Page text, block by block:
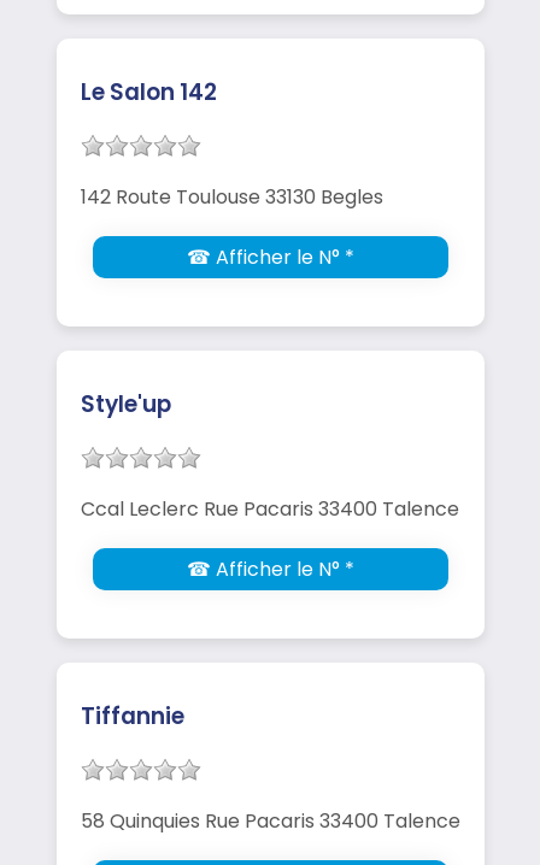
Le Salon 142
142 Route Toulouse 33130 Begles
☎ Afficher le N° *
Style'up
Ccal Leclerc Rue Pacaris 33400 Talence
☎ Afficher le N° *
Tiffannie
58 Quinquies Rue Pacaris 33400 Talence